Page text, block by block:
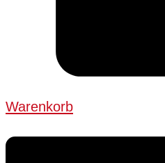
Warenkorb